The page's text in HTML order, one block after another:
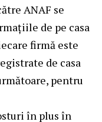
ANAF se
de pe casa
firmă este
de casa
pentru
în plus în